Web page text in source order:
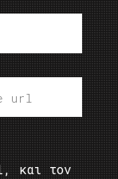
και τον